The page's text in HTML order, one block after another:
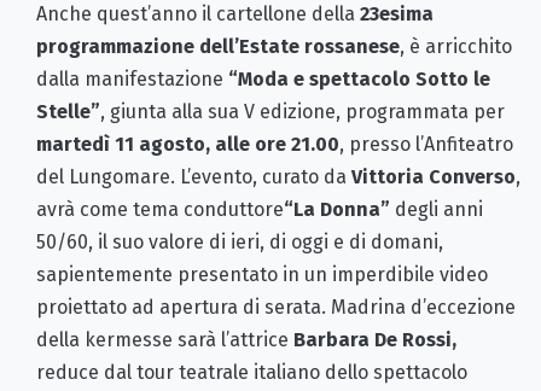
Anche quest’anno il cartellone della 23esima
programmazione dell’Estate rossanese, è arricchito
dalla manifestazione “Moda e spettacolo Sotto le
Stelle”, giunta alla sua V edizione, programmata per
martedì 11 agosto, alle ore 21.00, presso l’Anfiteatro
del Lungomare. L’evento, curato da Vittoria Converso,
avrà come tema conduttore“La Donna” degli anni
50/60, il suo valore di ieri, di oggi e di domani,
sapientemente presentato in un imperdibile video
proiettato ad apertura di serata. Madrina d’eccezione
della kermesse sarà l’attrice Barbara De Rossi,
reduce dal tour teatrale italiano dello spettacolo